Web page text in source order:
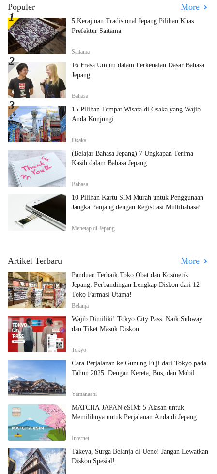
Populer More
5 Kerajinan Tradisional Jepang Pilihan Khas
Prefektur Saitama
Saitama
16 Frasa Umum dalam Perkenalan Dasar Bahasa
Jepang
Bahasa
15 Pilihan Tempat Wisata di Osaka yang Wajib
Anda Kunjungi
Osaka
(Belajar Bahasa Jepang) 7 Ungkapan Terima
Kasih dalam Bahasa Jepang
Bahasa
10 Pilihan Kartu SIM Murah untuk Penggunaan
Jangka Panjang dengan Registrasi Multibahasa!
Menetap di Jepang
Artikel Terbaru More
Panduan Terbaik Toko Obat dan Kosmetik
Jepang: Perbandingan Lengkap Diskon dari 12
Toko Farmasi Utama!
Belanja
Wajib Dimiliki! Tokyo City Pass: Naik Subway
dan Tiket Masuk Diskon
Tokyo
Cara Perjalanan ke Gunung Fuji dari Tokyo pada
Tahun 2025: Dengan Kereta, Bus, dan Mobil
Yamanashi
MATCHA JAPAN eSIM: 5 Alasan untuk
Memilihnya untuk Perjalanan Anda di Jepang
Internet
Takeya, Surga Belanja di Ueno! Jangan Lewatkan
Diskon Spesial!